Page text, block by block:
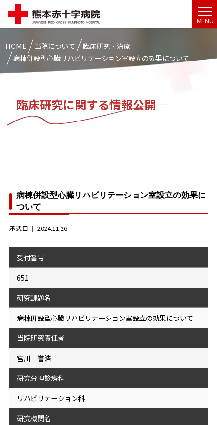
MENU
HOME 当院について
臨床研究・治療
病棟併設型心臓リハビリテーション室設立の効果について
臨床研究に関する情報公開
病棟併設型心臓リハビリテーション室設立の効果に
ついて
承認日 ｜2024.11.26
受付番号
651
研究課題名
病棟併設型心臓リハビリテーション室設立の効果について
当院研究責任者
宮川 誉浩
研究分担診療科
リハビリテーション科
研究機関名